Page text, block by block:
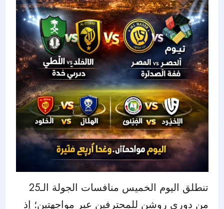
تنطلق اليوم الخميس منافسات الجولة الـ25
من دوري روشن للمحترفين عبر مواجهتين؛ إذ